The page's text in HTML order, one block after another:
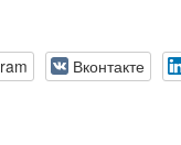
Вконтакте